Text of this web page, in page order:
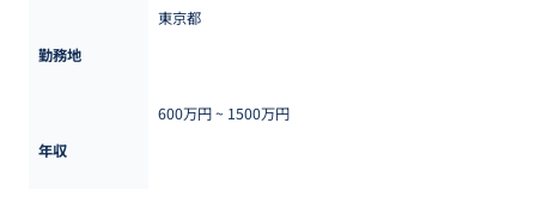
勤務地
東京都
年収
600万円 ~ 1500万円